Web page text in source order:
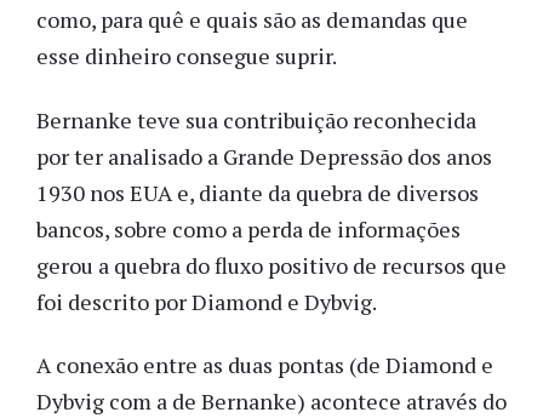
como, para quê e quais são as demandas que
esse dinheiro consegue suprir.
Bernanke teve sua contribuição reconhecida
por ter analisado a Grande Depressão dos anos
1930 nos EUA e, diante da quebra de diversos
bancos, sobre como a perda de informações
gerou a quebra do fluxo positivo de recursos que
foi descrito por Diamond e Dybvig.
A conexão entre as duas pontas (de Diamond e
Dybvig com a de Bernanke) acontece através do